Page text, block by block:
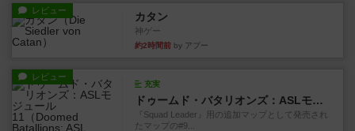
レビュー カタン
神ゲー
約2時間前 by アプー
レビュー
充実
ドゥームド・バタリオンズ：ASLモジュール11
『Squad Leader』用の追加マップとして発売され
たマップの#9...